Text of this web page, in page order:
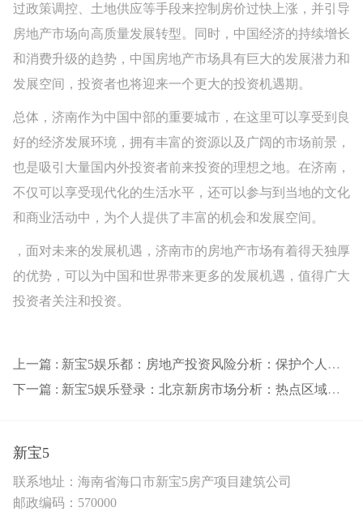
过政策调控、土地供应等手段来控制房价过快上涨，并引导
房地产市场向高质量发展转型。同时，中国经济的持续增长
和消费升级的趋势，中国房地产市场具有巨大的发展潜力和
发展空间，投资者也将迎来一个更大的投资机遇期。
总体，济南作为中国中部的重要城市，在这里可以享受到良
好的经济发展环境，拥有丰富的资源以及广阔的市场前景，
也是吸引大量国内外投资者前来投资的理想之地。在济南，
不仅可以享受现代化的生活水平，还可以参与到当地的文化
和商业活动中，为个人提供了丰富的机会和发展空间。
，面对未来的发展机遇，济南市的房地产市场有着得天独厚
的优势，可以为中国和世界带来更多的发展机遇，值得广大
投资者关注和投资。
上一篇 : 新宝5娱乐都：房地产投资风险分析：保护个人财务稳健成长的策略
下一篇 : 新宝5娱乐登录：北京新房市场分析：热点区域供需分析与投资策略
新宝5
联系地址：海南省海口市新宝5房产项目建筑公司
邮政编码：570000